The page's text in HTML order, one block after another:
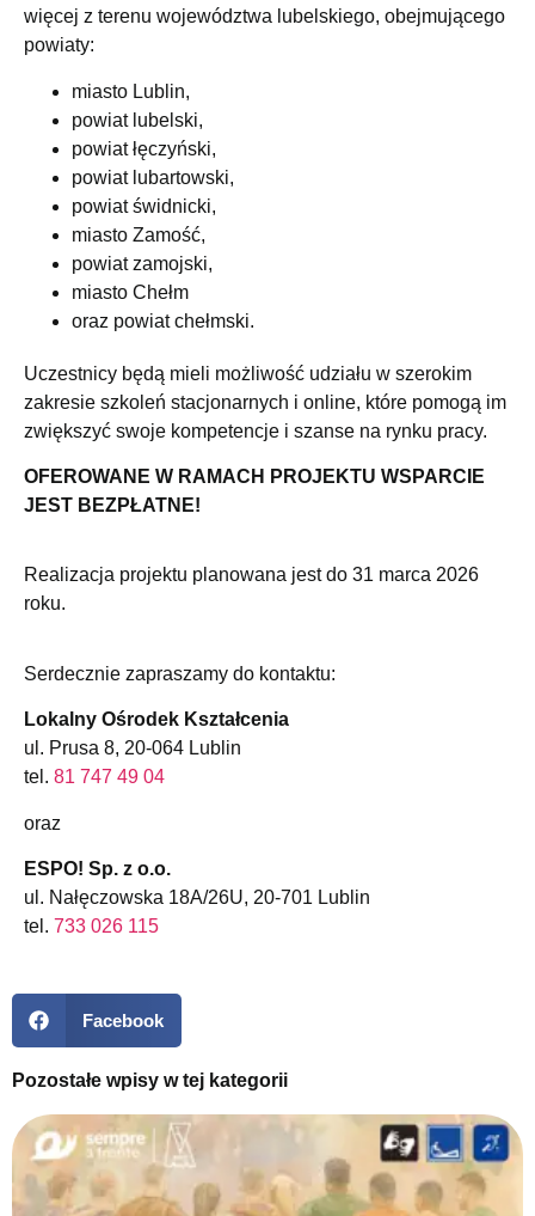
więcej z terenu województwa lubelskiego, obejmującego
powiaty:
miasto Lublin,
powiat lubelski,
powiat łęczyński,
powiat lubartowski,
powiat świdnicki,
miasto Zamość,
powiat zamojski,
miasto Chełm
oraz powiat chełmski.
Uczestnicy będą mieli możliwość udziału w szerokim
zakresie szkoleń stacjonarnych i online, które pomogą im
zwiększyć swoje kompetencje i szanse na rynku pracy.
OFEROWANE W RAMACH PROJEKTU WSPARCIE
JEST BEZPŁATNE!
Realizacja projektu planowana jest do 31 marca 2026
roku.
Serdecznie zapraszamy do kontaktu:
Lokalny Ośrodek Kształcenia
ul. Prusa 8, 20-064 Lublin
tel. 81 747 49 04
oraz
ESPO! Sp. z o.o.
ul. Nałęczowska 18A/26U, 20-701 Lublin
tel. 733 026 115
Facebook
Pozostałe wpisy w tej kategorii